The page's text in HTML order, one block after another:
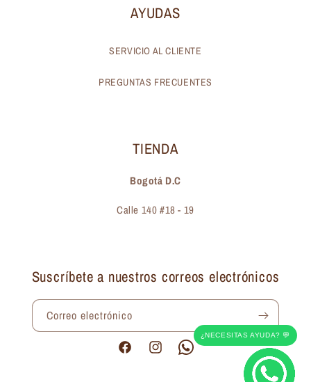
AYUDAS
SERVICIO AL CLIENTE
PREGUNTAS FRECUENTES
TIENDA
Bogotá D.C
Calle 140 #18 - 19
Suscríbete a nuestros correos electrónicos
Correo electrónico
FacebookInstagramPinterest
¿NECESITAS AYUDA? 💬